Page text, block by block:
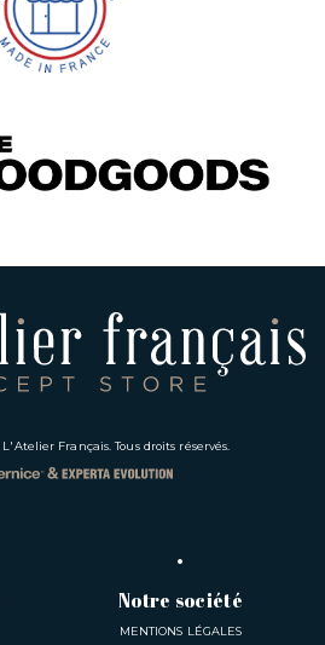
L'Atelier Français . Tous droits réservés.
Notre société
MENTIONS LÉGALES